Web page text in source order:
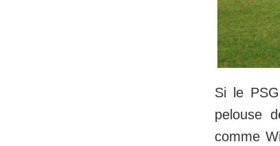
Si le
pelouse
comme